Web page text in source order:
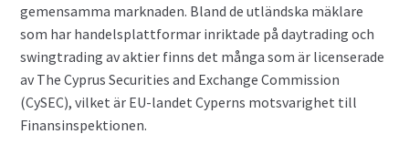
gemensamma marknaden. Bland de utländska mäklare
som har handelsplattformar inriktade på daytrading och
swingtrading av aktier finns det många som är licenserade
av The Cyprus Securities and Exchange Commission
(CySEC), vilket är EU-landet Cyperns motsvarighet till
Finansinspektionen.